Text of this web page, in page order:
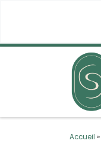
Accueil »